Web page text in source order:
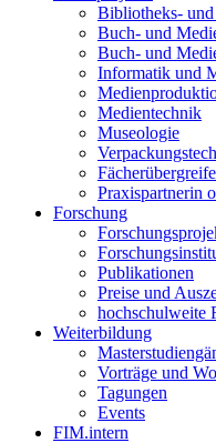
Bibliotheks-
Buch- und
Buch- und
Informatik und
Medientechnik
Museologie
Praxispartnerin
Forschung
Publikationen
Preise und
hochschulweite
Weiterbildung
Vorträge und
Tagungen
Events
FIM.intern